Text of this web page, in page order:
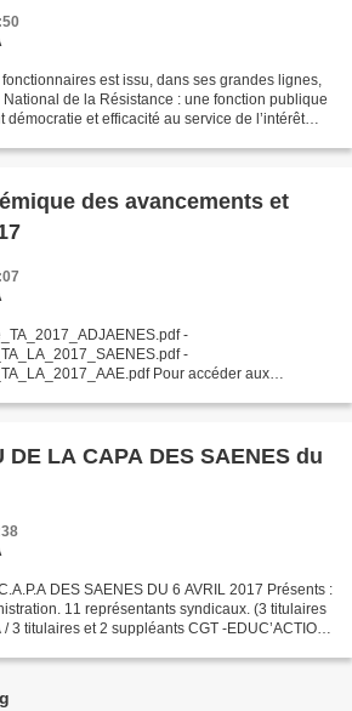
est issu, dans ses grandes lignes,
de la Résistance : une fonction publique
et efficacité au service de l’intérêt
des avancements et
-
-
Pour accéder aux
DE LA CAPA DES SAENES du
DES SAENES DU 6 AVRIL 2017 Présents :
11 représentants syndicaux. (3 titulaires
3 titulaires et 2 suppléants CGT -EDUC’ACTION/